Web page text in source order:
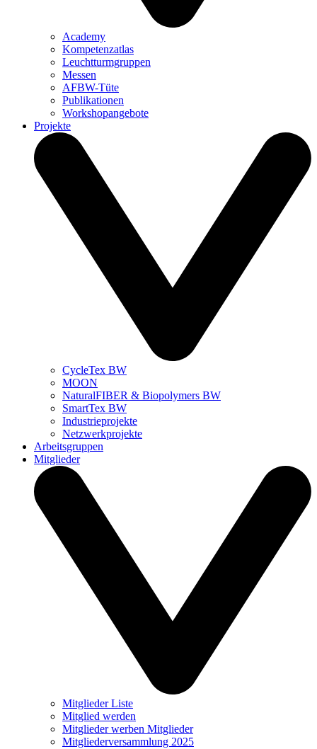
Academy
Kompetenzatlas
Leuchtturm­gruppen
Messen
AFBW-Tüte
Publikationen
Workshopangebote
Projekte
CycleTex BW
MOON
NaturalFIBER & Biopolymers BW
SmartTex BW
Industrieprojekte
Netzwerkprojekte
Arbeitsgruppen
Mitglieder
Mitglieder Liste
Mitglied werden
Mitglieder werben Mitglieder
Mitgliederversammlung 2025